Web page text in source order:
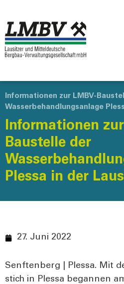
Informationen zur LMBV-
Wasserbehandlungsanlage
Informationen
Baustelle der
Plessa in der
27. Juni 2022
Senf­ten­berg | Ples­sa. Mit
stich in Ples­sa began­nen